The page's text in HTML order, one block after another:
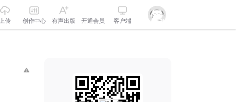
上传 创作中心 有声出版 开通会员 客户端